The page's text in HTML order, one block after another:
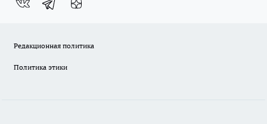
Редакционная политика
Политика этики